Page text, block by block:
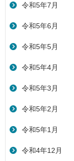
令和5年7月
令和5年6月
令和5年5月
令和5年4月
令和5年3月
令和5年2月
令和5年1月
令和4年12月